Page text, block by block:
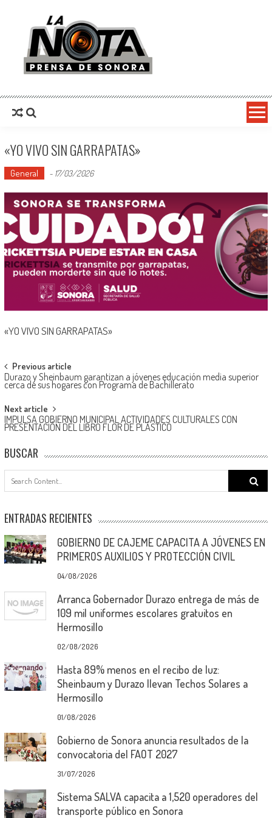
La Nota Prensa De Sonora
«YO VIVO SIN GARRAPATAS»
General - 17/03/2026
«YO VIVO SIN GARRAPATAS»
Post
navigation
Previous article
Durazo y Sheinbaum garantizan a jóvenes educación media superior
cerca de sus hogares con Programa de Bachillerato
Next article
IMPULSA GOBIERNO MUNICIPAL ACTIVIDADES CULTURALES CON
PRESENTACIÓN DEL LIBRO FLOR DE PLÁSTICO
BUSCAR
Search
for:
ENTRADAS RECIENTES
GOBIERNO DE CAJEME CAPACITA A JÓVENES EN
PRIMEROS AUXILIOS Y PROTECCIÓN CIVIL
04/08/2026
Arranca Gobernador Durazo entrega de más de
109 mil uniformes escolares gratuitos en
Hermosillo
02/08/2026
Hasta 89% menos en el recibo de luz:
Sheinbaum y Durazo llevan Techos Solares a
Hermosillo
01/08/2026
Gobierno de Sonora anuncia resultados de la
convocatoria del FAOT 2027
31/07/2026
Sistema SALVA capacita a 1,520 operadores del
transporte público en Sonora